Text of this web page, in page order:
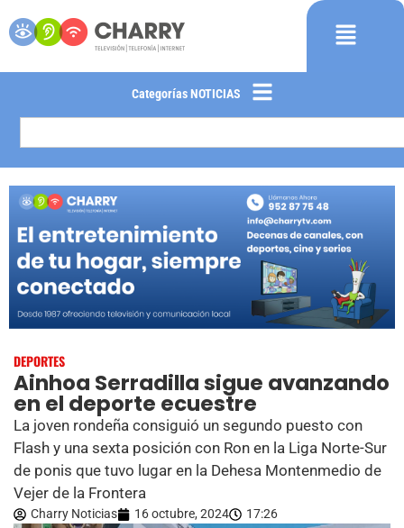
Categorías NOTICIAS
DEPORTES
Ainhoa Serradilla sigue avanzando
en el deporte ecuestre
La joven rondeña consiguió un segundo puesto con
Flash y una sexta posición con Ron en la Liga Norte-Sur
de ponis que tuvo lugar en la Dehesa Montenmedio de
Vejer de la Frontera
Charry Noticias 16 octubre, 2024 17:26